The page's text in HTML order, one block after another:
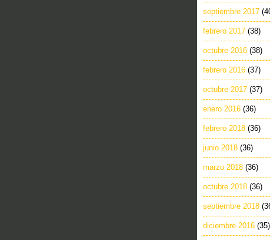
septiembre 2017
febrero 2017 (38)
octubre 2016 (38)
febrero 2016 (37)
octubre 2017 (37)
enero 2016 (36)
febrero 2018 (36)
junio 2018 (36)
marzo 2018 (36)
octubre 2018 (36)
septiembre 2018
diciembre 2016 (35)